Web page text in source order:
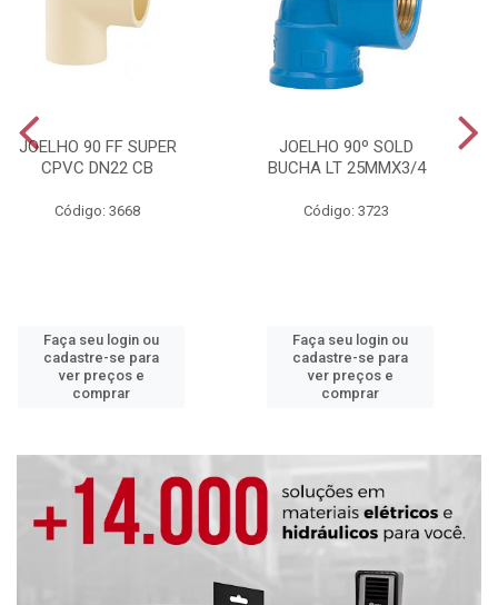
JOELHO 90 FF SUPER
CPVC DN22 CB
Código: 3668
Faça seu login ou
cadastre-se para
ver preços e
comprar
JOELHO 90º SOLD
BUCHA LT 25MMX3/4
Código: 3723
Faça seu login ou
cadastre-se para
ver preços e
comprar